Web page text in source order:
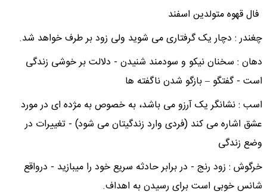
فال قهوه متولدین اسفند
چغندر : دچار یک گرفتاری می شوید ولی زود بر طرف خواهد شد.
دهان : سخنان نیکو و سودمند شنیدن - دلالت بر خوشی زندگی
است - گفتگو – بازگو شدن ناگفته ها
اسب : نشانگر یک آرزو می باشد، به خصوص به مژده ای در مورد
عشق اشاره می کند (فردی وارد زندگیتان می شود) - تغییرات در
وضع زندگی
خرگوش : زود رنج - در برابر حادثه سریع خود را میبازید - درواقع
شانس خوبی است برای رسیدن به اهداف.